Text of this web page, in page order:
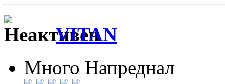
VITAN
Много Напреднал